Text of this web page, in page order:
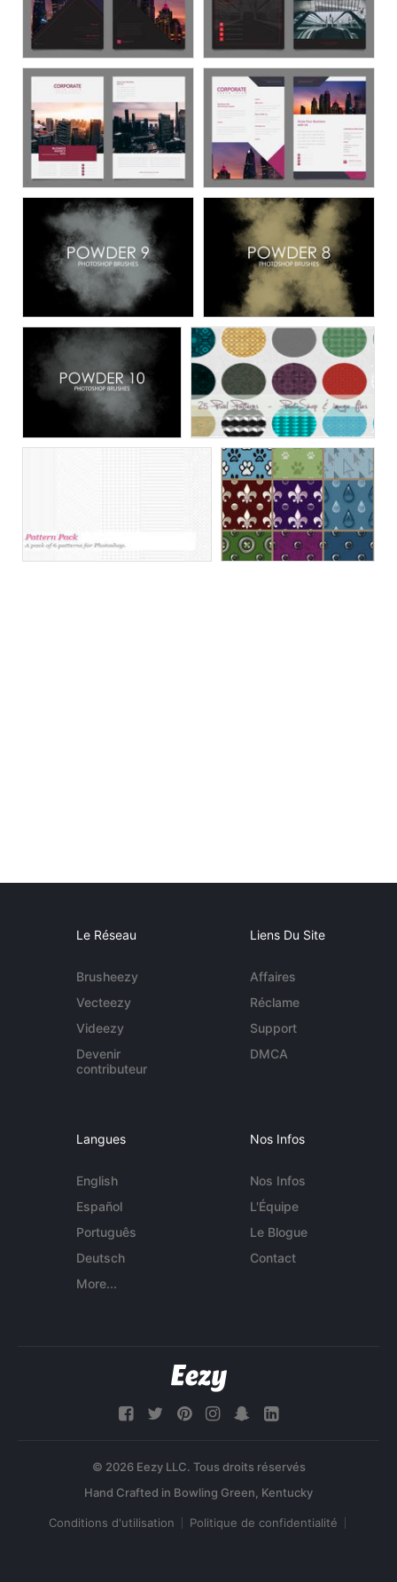
Le Réseau
Brusheezy
Vecteezy
Videezy
Devenir
contributeur
Liens Du Site
Affaires
Réclame
Support
DMCA
Langues
English
Español
Português
Deutsch
More...
Nos Infos
Nos Infos
L'Équipe
Le Blogue
Contact
© 2026 Eezy LLC. Tous droits réservés
Conditions d'utilisation Politique de confidentialité